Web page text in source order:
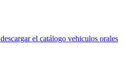
descargar el catálogo vehiculos orales